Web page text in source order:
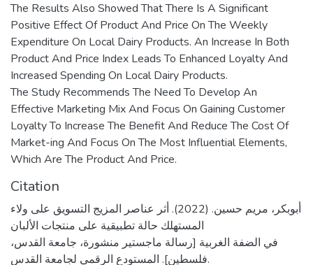
The Results Also Showed That There Is A Significant
Positive Effect Of Product And Price On The Weekly
Expenditure On Local Dairy Products. An Increase In Both
Product And Price Index Leads To Enhanced Loyalty And
Increased Spending On Local Dairy Products.
The Study Recommends The Need To Develop An
Effective Marketing Mix And Focus On Gaining Customer
Loyalty To Increase The Benefit And Reduce The Cost Of
Market-ing And Focus On The Most Influential Elements,
Which Are The Product And Price.
Citation
أبوبكر، مريم حسين. (2022). أثر عناصر المزيج التسويق على ولاء
المستهلك حالة تطبيقية على منتجات الألبان
في الضفة الغربية [رسالة ماجستير منشورة، جامعة القدس،
فلسطين]. المستودع الرقمي لجامعة القدس.